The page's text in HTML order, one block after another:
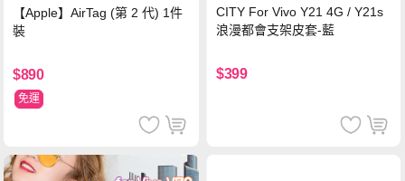
【Apple】AirTag (第 2 代) 1件
裝
$890
免運
CITY For Vivo Y21 4G / Y21s
浪漫都會支架皮套-藍
$399